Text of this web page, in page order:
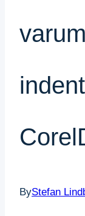
ByStefan